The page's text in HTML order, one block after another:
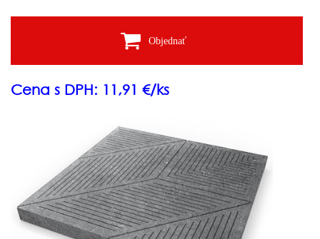
Objednať
Cena s DPH: 11,91 €/ks